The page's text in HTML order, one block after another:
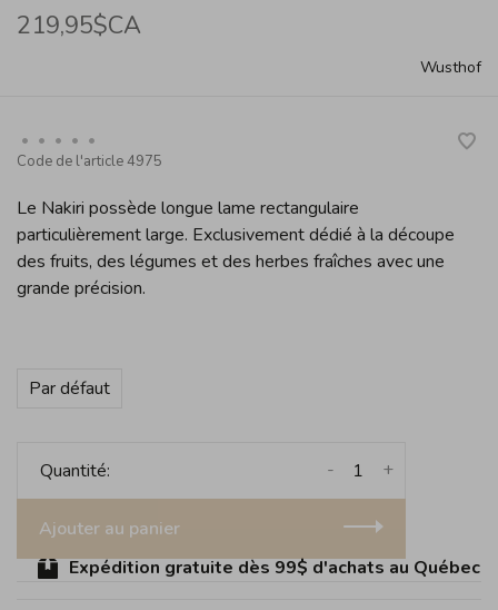
219,95$CA
Wusthof
• • • • •
Code de l'article4975
Le Nakiri possède longue lame rectangulaire
particulièrement large. Exclusivement dédié à la découpe
des fruits, des légumes et des herbes fraîches avec une
grande précision.
Par défaut
Quantité: +
-
Ajouter au panier
Expédition gratuite dès 99$ d'achats au Québec